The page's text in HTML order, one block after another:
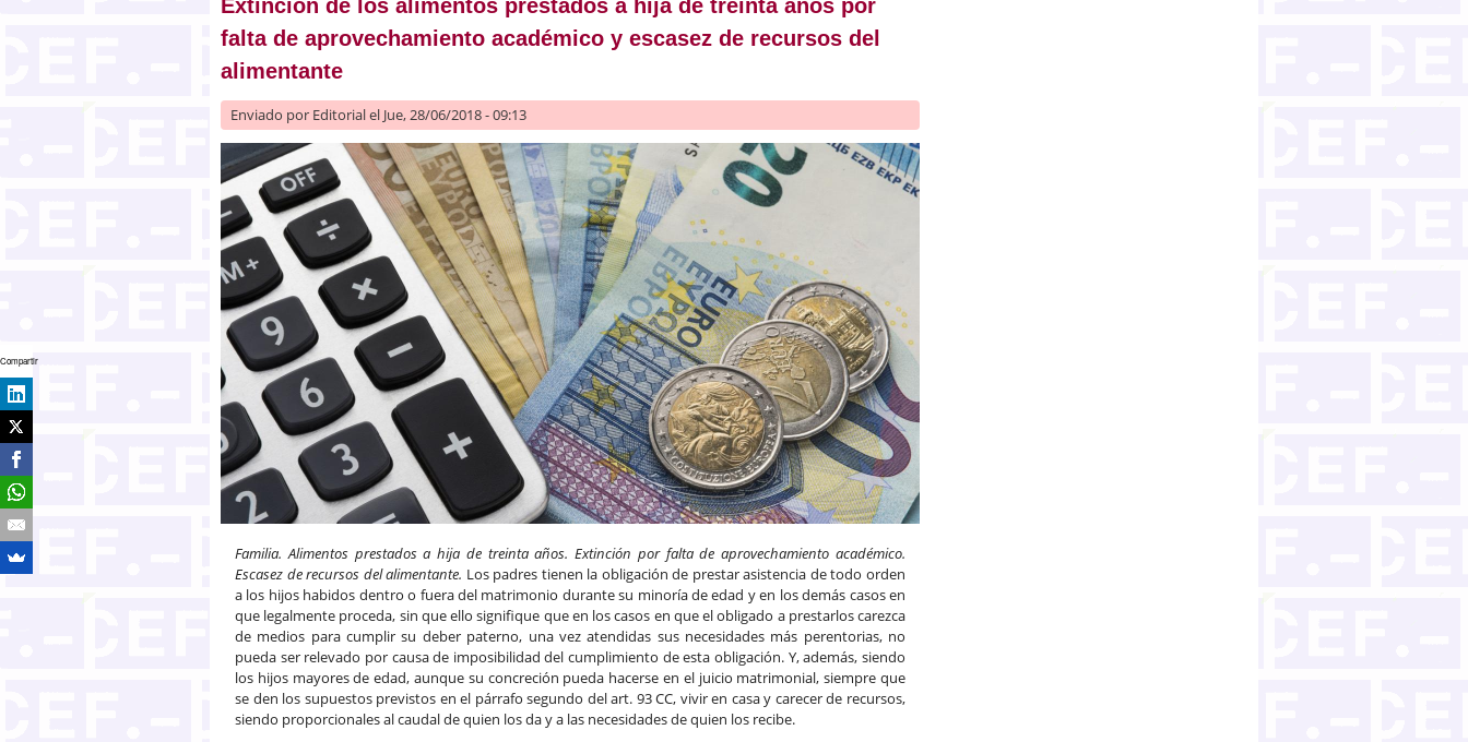
Extinción de los alimentos prestados a hija de treinta años por
falta de aprovechamiento académico y escasez de recursos del
alimentante
Enviado por Editorialel Jue, 28/06/2018 - 09:13
Familia. Alimentos prestados a hija de treinta años. Extinción por falta de aprovechamiento académico.
Escasez de recursos del alimentante. Los padres tienen la obligación de prestar asistencia de todo orden
a los hijos habidos dentro o fuera del matrimonio durante su minoría de edad y en los demás casos en
que legalmente proceda, sin que ello signifique que en los casos en que el obligado a prestarlos carezca
de medios para cumplir su deber paterno, una vez atendidas sus necesidades más perentorias, no
pueda ser relevado por causa de imposibilidad del cumplimiento de esta obligación. Y, además, siendo
los hijos mayores de edad, aunque su concreción pueda hacerse en el juicio matrimonial, siempre que
se den los supuestos previstos en el párrafo segundo del art. 93 CC, vivir en casa y carecer de recursos,
siendo proporcionales al caudal de quien los da y a las necesidades de quien los recibe.
Compartir